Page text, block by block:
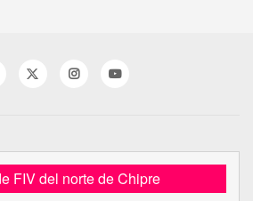
FIV del norte de Chipre